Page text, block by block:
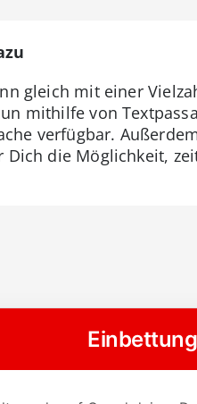
gleich mit einer
mithilfe von
verfügbar.
die Möglichkeit,